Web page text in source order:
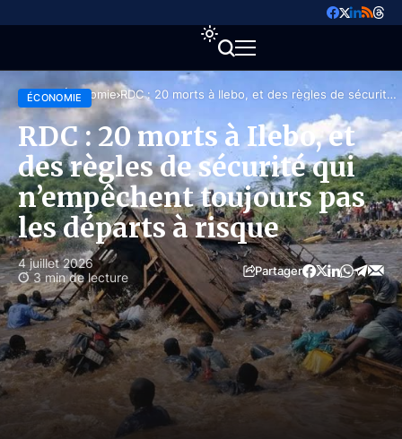
Accueil Économie RDC : 20 morts à Ilebo, et des règles de sécurité
qui n’empêchent toujours pas les départs à risque
ÉCONOMIE
RDC : 20 morts à Ilebo, et
des règles de sécurité qui
n’empêchent toujours pas
les départs à risque
4 juillet 2026
3 min de lecture
Partager